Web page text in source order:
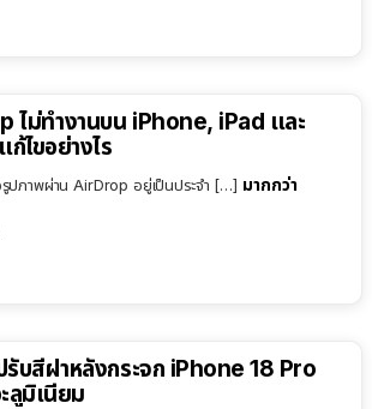
ไม่ทำงานบน iPhone, iPad และ
ไขอย่างไร
ปภาพผ่าน AirDrop อยู่เป็นประจำ […] มากกว่า
บสีฝาหลังกระจก iPhone 18 Pro
ลูมิเนียม